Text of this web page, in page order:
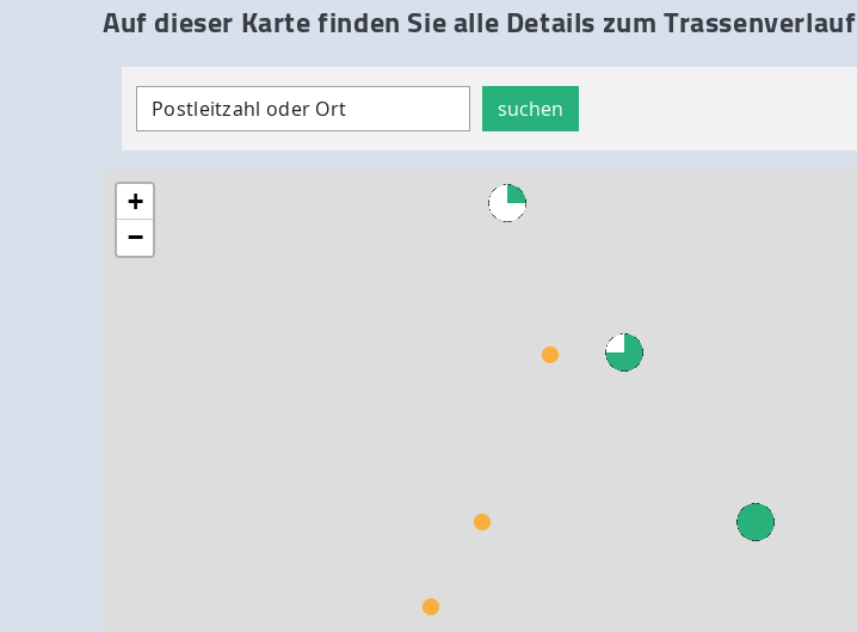
Auf dieser Karte finden Sie alle Details zum Trassenverlauf
suchen
+
−